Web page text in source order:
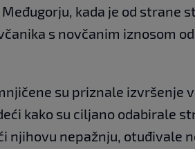
kada je od strane
s novčanim iznosom
su priznale izvršenje
kako su ciljano odabirale
njihovu nepažnju, otuđivale